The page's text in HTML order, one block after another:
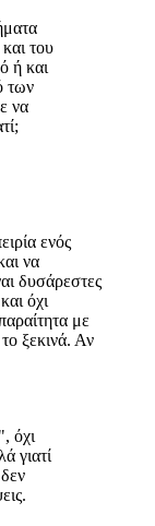
του
ή και
των
να
ενός
να
δυσάρεστες
όχι
με
ξεκινά. Αν
όχι
γιατί